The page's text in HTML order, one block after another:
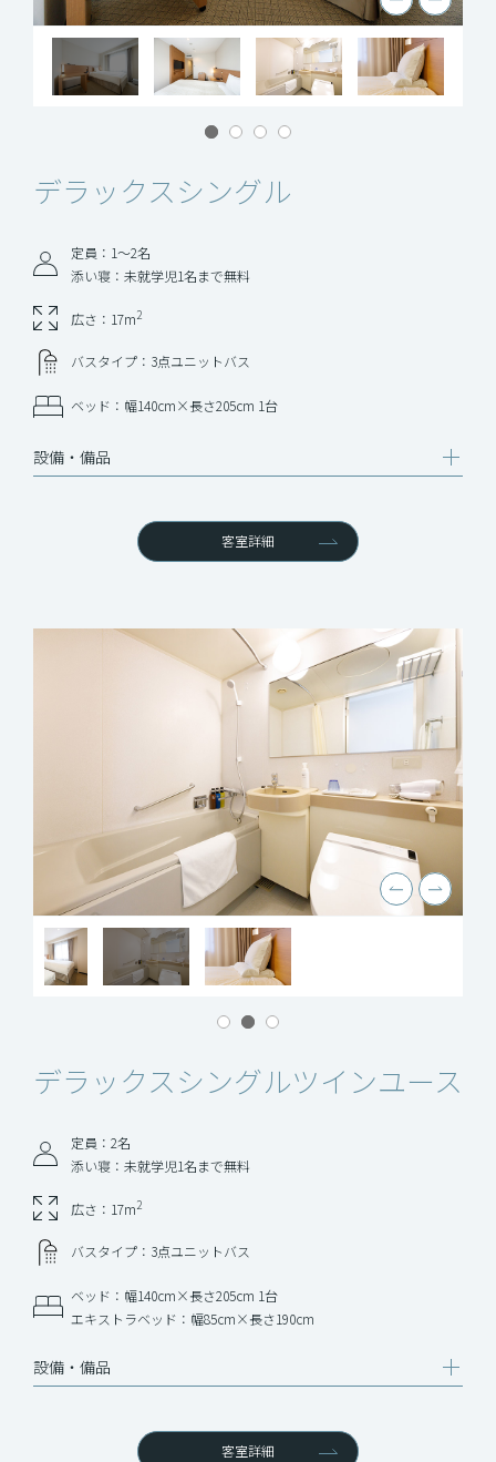
デラックスシングル
定員：1～2名
添い寝：未就学児1名まで無料
広さ：17m2
バスタイプ：3点ユニットバス
ベッド：幅140cm×長さ205cm 1台
設備‧備品
客室詳細
デラックスシングルツインユース
定員：2名
添い寝：未就学児1名まで無料
広さ：17m2
バスタイプ：3点ユニットバス
ベッド：幅140cm×長さ205cm 1台
エキストラベッド：幅85cm×長さ190cm
設備‧備品
客室詳細